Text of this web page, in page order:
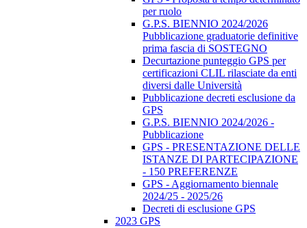
per ruolo
G.P.S. BIENNIO 2024/2026
Pubblicazione graduatorie definitive
prima fascia di SOSTEGNO
Decurtazione punteggio GPS per
certificazioni CLIL rilasciate da enti
diversi dalle Università
Pubblicazione decreti esclusione da
GPS
G.P.S. BIENNIO 2024/2026 -
Pubblicazione
GPS - PRESENTAZIONE DELLE
ISTANZE DI PARTECIPAZIONE
- 150 PREFERENZE
GPS - Aggiornamento biennale
2024/25 - 2025/26
Decreti di esclusione GPS
2023 GPS